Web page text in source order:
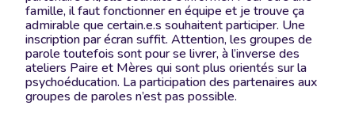
famille, il faut fonctionner en équipe et je trouve ça
admirable que certain.e.s souhaitent participer. Une
inscription par écran suffit. Attention, les groupes de
parole toutefois sont pour se livrer, à l’inverse des
ateliers Paire et Mères qui sont plus orientés sur la
psychoéducation. La participation des partenaires aux
groupes de paroles n’est pas possible.